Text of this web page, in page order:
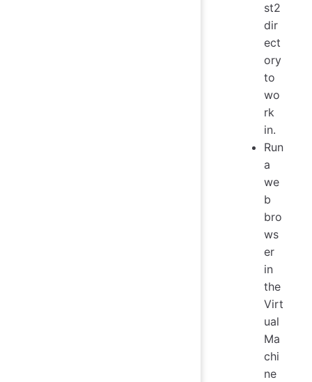
st2
dir
ect
ory
to
wo
rk
in.
Run
a
we
b
bro
ws
er
in
the
Virt
ual
Ma
chi
ne